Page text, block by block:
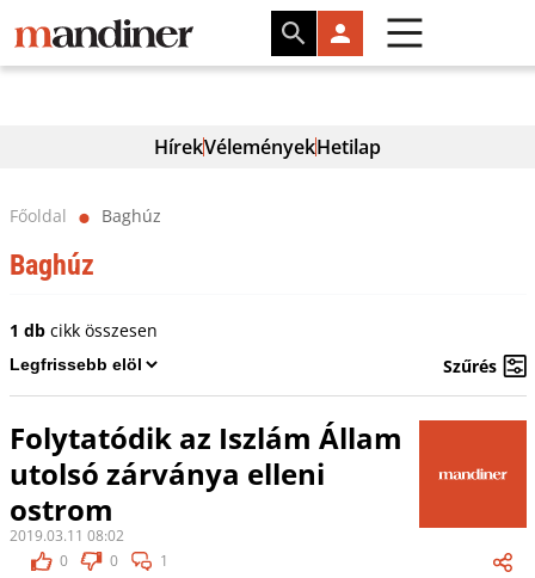
HírekVéleményekHetilap
Főoldal ⬤ Baghúz
Baghúz
1 dbcikk összesen
Szűrés
Folytatódik az Iszlám Állam
utolsó zárványa elleni
ostrom
2019.03.11 08:02
0
0 1